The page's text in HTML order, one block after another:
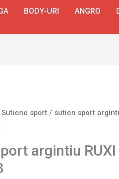
BODY-URI ANGRO
Sutiene sport / sutien sport
argintiu RUXI